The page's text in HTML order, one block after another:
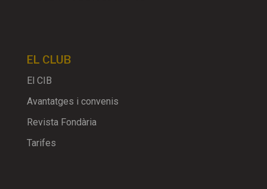
EL CLUB
El CIB
Avantatges i convenis
Revista Fondària
Tarifes